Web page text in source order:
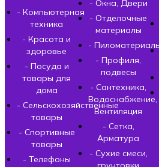
- Компьютерная
техника
- Красота и
здоровье
- Посуда и
товары для
дома
- Сельскохозяйственные
товары
- Спортивные
товары
- Телефоны
- Окна, Двери
- Отделочные
материалы
-
- Профиля,
подвесы
- Сантехника,
Водоснабжение,
Вентиляция
- Сетка,
Арматура
- Сухие смеси,